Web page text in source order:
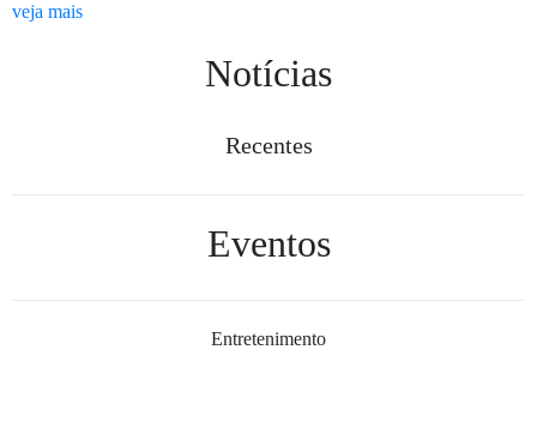
veja mais
Notícias
Recentes
Eventos
Entretenimento